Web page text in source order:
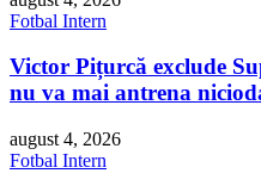
Fotbal Intern
Victor Pițurcă exclude
nu va mai antrena
august 4, 2026
Fotbal Intern